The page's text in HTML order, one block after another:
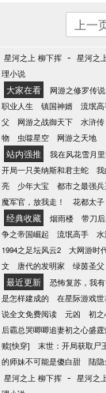
上一
星河之上 柳下挥 - 星河之
理小说
大家在看 网游之修罗传说
职业人生
镇国神婿 流氓
父
网游之战御天下 水浒传
物
虫噬星空 网游之天地
站内强推 我在风花雪月
开局一只美纳斯和君主蛇
我
亮
少年大宝 都市之最强兵
魔军官，放我走！
花都太子
经典收藏 烟雨楼 带刀
争之帝国崛起
流氓高手
1994之足坛风云2
大网游时
文
唐代的发明家 绿茵圣父
最近更新 恐怖复苏，我
是怎样建成的
在星际游戏世
说全文免费阅读
元凶 初
后霸总哭唧唧追妻初之心盛
赎[快穿]
末世：开局获取尸
的师妹不可能是傻白甜
陆
星河之上 柳下挥 - 星河之